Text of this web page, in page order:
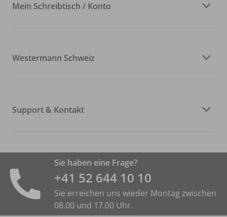
Mein Schreibtisch / Konto
Westermann Schweiz
Support & Kontakt
Sie haben eine Frage?
+41 52 644 10 10
Sie erreichen uns wieder Montag zwischen
08.00 und 17.00 Uhr.